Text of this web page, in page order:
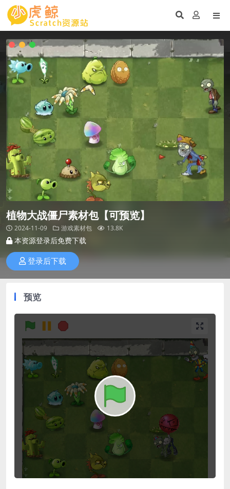
植物大战僵尸素材包【可预览】
2024-11-09 游戏素材包 13.8K
本资源登录后免费下载
登录后下载
预览